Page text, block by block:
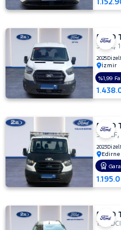
FORD
350 L,
2025Dizel
İzmir
%1,99
FORD
350 LF
2023Dizel
Edirne
FORD
1.5